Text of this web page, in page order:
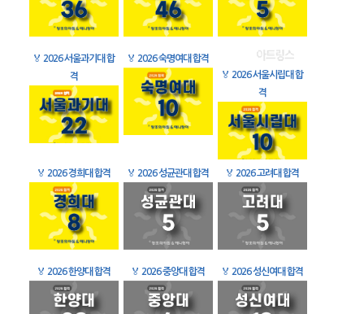
🏅 2026 서울과기대 합
격
🏅 2026 숙명여대 합격
🏅 2026 서울시립대 합
격
🏅 2026 경희대 합격 🏅 2026 성균관대 합격 🏅 2026 고려대 합격
🏅 2026 한양대 합격 🏅 2026 중앙대 합격 🏅 2026 성신여대 합격